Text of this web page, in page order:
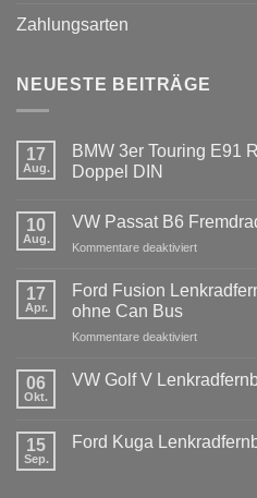
Zahlungsarten
NEUESTE BEITRÄGE
17
Aug.
BMW 3er Touring E91
Doppel DIN
zu
3er
Radio
Tausch
1
DIN
DIN
10
Aug.
VW Passat B6
Kommentare deaktiviertfür
Passat
was
benötigt
17
Apr.
Ford Fusion
ohne Can Bus
Kommentare deaktiviertfür
Fusion
Can
06
Okt.
VW Golf V
VW
15
Sep.
Ford Kuga